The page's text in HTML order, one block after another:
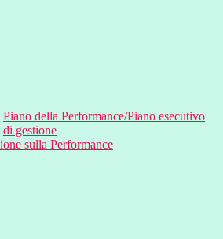
Piano della Performance/Piano esecutivo
di gestione
sulla Performance